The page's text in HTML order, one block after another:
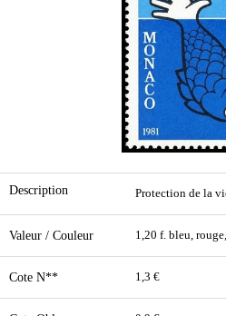
Description Protection de la
Valeur / Couleur 1,20 f. bleu,
Cote N** 1,3 €